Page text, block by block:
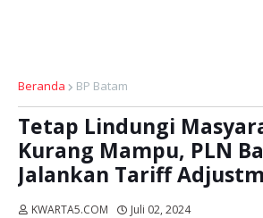
Beranda BP Batam
Tetap Lindungi
Kurang Mampu, PLN
Jalankan Tariff
KWARTA5.COM Juli 02, 2024